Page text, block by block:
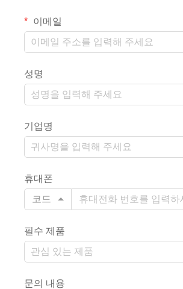
이메일
성명
기업명
휴대폰
코드
필수 제품
문의 내용